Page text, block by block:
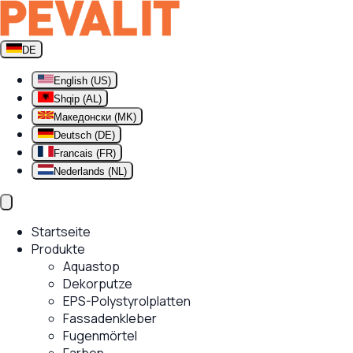
DE
English (US)
Shqip (AL)
Македонски (MK)
Deutsch (DE)
Francais (FR)
Nederlands (NL)
Startseite
Produkte
Aquastop
Dekorputze
EPS-Polystyrolplatten
Fassadenkleber
Fugenmörtel